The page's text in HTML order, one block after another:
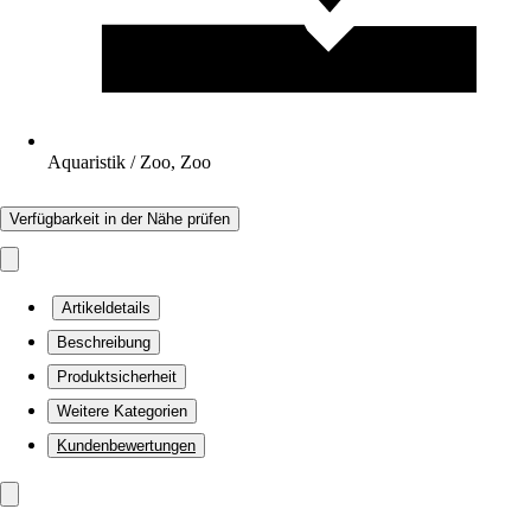
Aquaristik / Zoo, Zoo
Verfügbarkeit in der Nähe prüfen
Artikeldetails
Beschreibung
Produktsicherheit
Weitere Kategorien
Kundenbewertungen